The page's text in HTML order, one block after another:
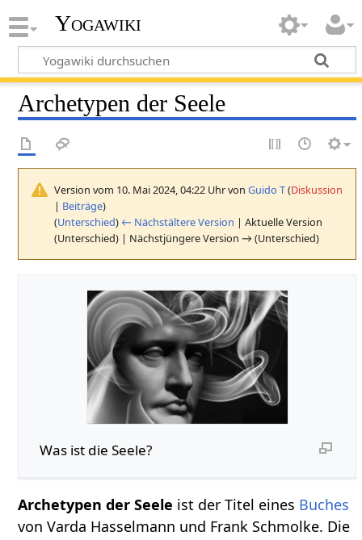
Yogawiki
Archetypen der Seele
Version vom 10. Mai 2024, 04:22 Uhr vonGuido T(Diskussion
| Beiträge)
(Unterschied) ← Nächstältere Version | Aktuelle Version
(Unterschied) | Nächstjüngere Version → (Unterschied)
Was ist die Seele?
Archetypen der Seele ist der Titel eines Buches
von Varda Hasselmann und Frank Schmolke. Die